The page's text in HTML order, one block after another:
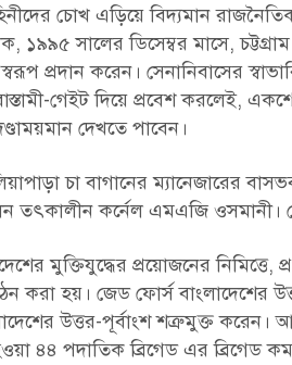
চোখ এড়িয়ে বিদ্যমান
সালের ডিসেম্বর মাসে, চট্টগ্রাম
প্রদান করেন। সেনানিবাসের
গেইট দিয়ে প্রবেশ
দেখতে পাবেন।
চা বাগানের ম্যানেজারের
তৎকালীন কর্নেল এমএজি
মুক্তিযুদ্ধের প্রয়োজনের নিমিত্তে,
করা হয়। জেড ফোর্স বাংলাদেশের
উত্তর-পূর্বাংশ শত্রুমুক্ত করেন।
৪৪ পদাতিক ব্রিগেড এর ব্রিগেড